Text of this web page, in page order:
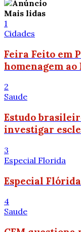
Mais lidas
1
Cidades
Feira Feito em
homenagem ao
2
Saude
Estudo
investigar
3
Especial Florida
Especial
4
Saude